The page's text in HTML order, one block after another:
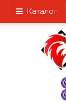
Каталог